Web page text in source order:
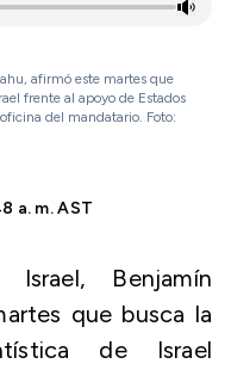
afirmó este martes que
frente al apoyo de Estados
del mandatario. Foto:
a. m. AST
Benjamín
que busca la
de Israel